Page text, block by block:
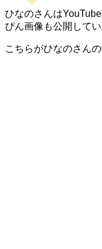
ひなのさんは
ぴん画像も公開してい
こちらがひなのさん